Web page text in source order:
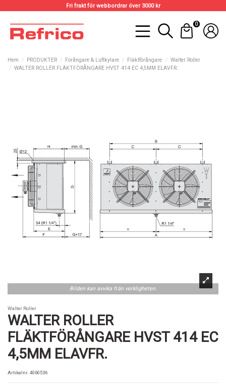
Fri frakt för webbordrar över 3000 kr
0
Hem PRODUKTER Förångare & Luftkylare Fläktförångare
Walter Roller
WALTER ROLLER FLÄKTFÖRÅNGARE HVST 414 EC 4,5MM ELAVFR.
Bilden kan avvika från verkligheten.
Walter Roller
WALTER ROLLER
FLÄKTFÖRÅNGARE HVST 414 EC
4,5MM ELAVFR.
Artikelnr. 4060536